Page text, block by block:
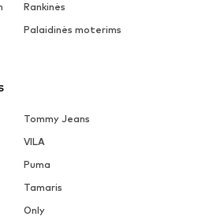
Rankinės
Palaidinės moterims
Tommy Jeans
VILA
Puma
Tamaris
Only